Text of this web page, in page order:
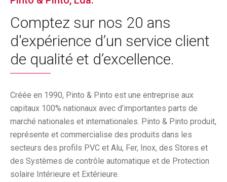
Comptez sur nos 20 ans
d'expérience d’un service client
de qualité et d’excellence.
Créée en 1990, Pinto & Pinto est une entreprise aux
capitaux 100% nationaux avec d’importantes parts de
marché nationales et internationales. Pinto & Pinto produit,
représente et commercialise des produits dans les
secteurs des profils PVC et Alu, Fer, Inox, des Stores et
des Systèmes de contrôle automatique et de Protection
solaire Intérieure et Extérieure.